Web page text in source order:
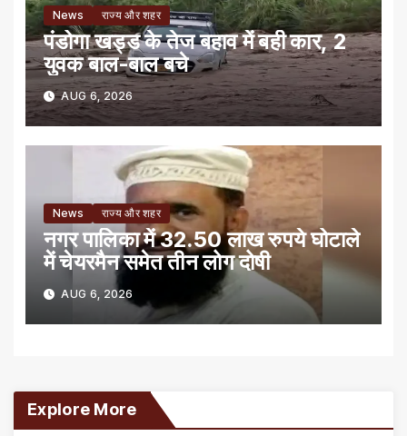
News राज्य और शहर
पंडोगा खड्ड के तेज बहाव में बही कार, 2
युवक बाल-बाल बचे
AUG 6, 2026
News राज्य और शहर
नगर पालिका में 32.50 लाख रुपये घोटाले
में चेयरमैन समेत तीन लोग दोषी
AUG 6, 2026
Explore More